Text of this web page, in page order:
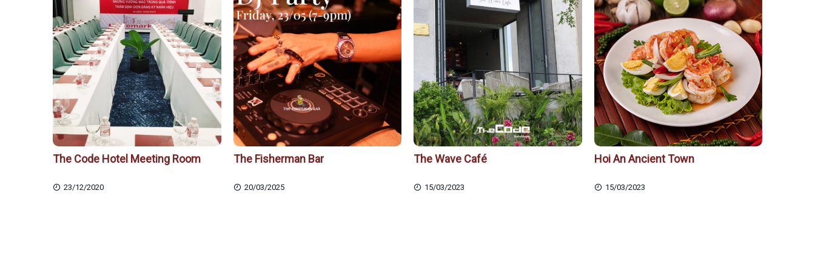
The Code Hotel Meeting Room
23/12/2020
The Fisherman Bar
20/03/2025
The Wave Café
15/03/2023
Hoi An Ancient Town
15/03/2023